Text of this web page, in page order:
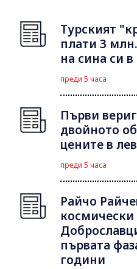
Турският
плати 3
на сина си
преди 5 часа
Първи
двойното
цените в
преди 5 часа
Райчо
космически
първата
години